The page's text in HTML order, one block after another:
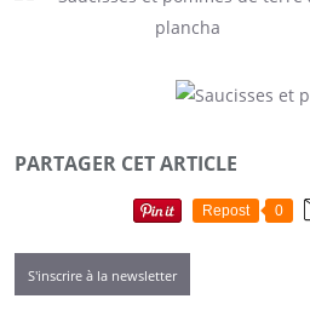
PARTAGER CET ARTICLE
Repost 0
S'inscrire à la newsletter